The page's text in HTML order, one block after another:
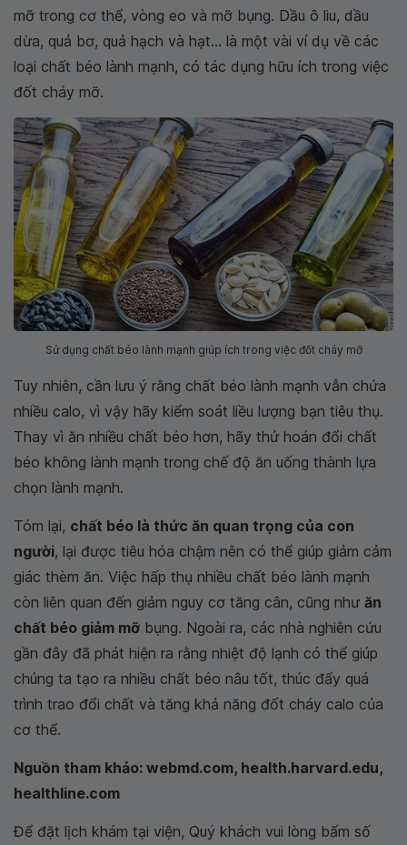
mỡ trong cơ thể, vòng eo và mỡ bụng. Dầu ô liu, dầu
dừa, quả bơ, quả hạch và hạt... là một vài ví dụ về các
loại chất béo lành mạnh, có tác dụng hữu ích trong việc
đốt cháy mỡ.
Sử dụng chất béo lành mạnh giúp ích trong việc đốt cháy mỡ
Tuy nhiên, cần lưu ý rằng chất béo lành mạnh vẫn chứa
nhiều calo, vì vậy hãy kiểm soát liều lượng bạn tiêu thụ.
Thay vì ăn nhiều chất béo hơn, hãy thử hoán đổi chất
béo không lành mạnh trong chế độ ăn uống thành lựa
chọn lành mạnh.
Tóm lại, chất béo là thức ăn quan trọng của con
người, lại được tiêu hóa chậm nên có thể giúp giảm cảm
giác thèm ăn. Việc hấp thụ nhiều chất béo lành mạnh
còn liên quan đến giảm nguy cơ tăng cân, cũng như ăn
chất béo giảm mỡ bụng. Ngoài ra, các nhà nghiên cứu
gần đây đã phát hiện ra rằng nhiệt độ lạnh có thể giúp
chúng ta tạo ra nhiều chất béo nâu tốt, thúc đẩy quá
trình trao đổi chất và tăng khả năng đốt cháy calo của
cơ thể.
Nguồn tham khảo: webmd.com, health.harvard.edu,
healthline.com
Để đặt lịch khám tại viện, Quý khách vui lòng bấm số